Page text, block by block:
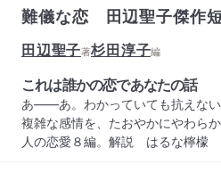
難儀な恋 田辺聖子傑作
田辺聖子著杉田淳子編
これは誰かの恋であなたの話
あ――あ。わかっていても抗えない
複雑な感情を、たおやかにやわら
人の恋愛８編。解説 はるな檸檬